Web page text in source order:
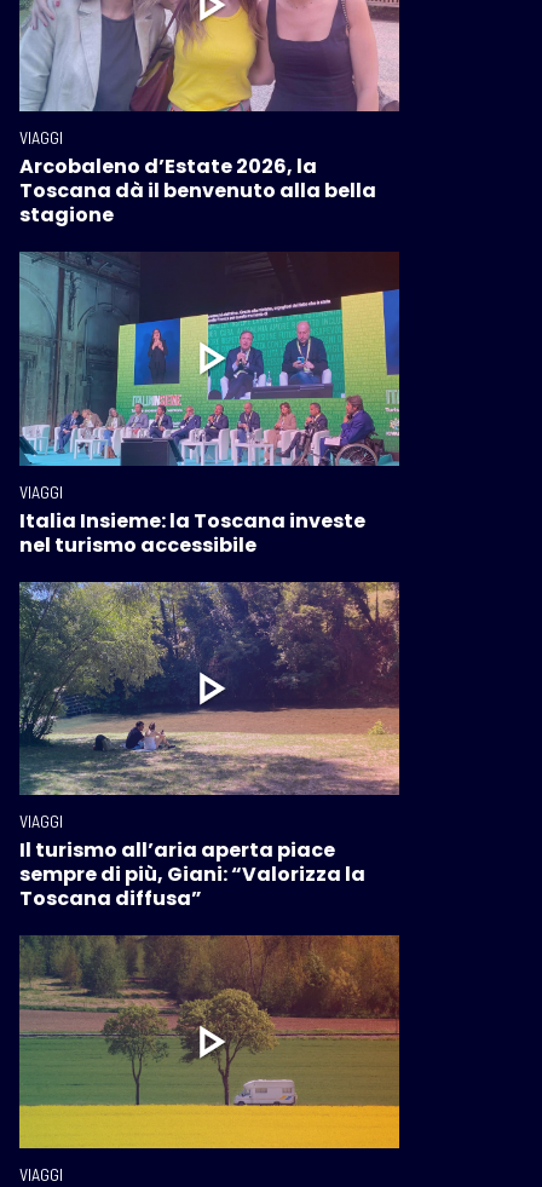
VIAGGI
Arcobaleno d’Estate 2026, la
Toscana dà il benvenuto alla bella
stagione
VIAGGI
Italia Insieme: la Toscana investe
nel turismo accessibile
VIAGGI
Il turismo all’aria aperta piace
sempre di più, Giani: “Valorizza la
Toscana diffusa”
VIAGGI